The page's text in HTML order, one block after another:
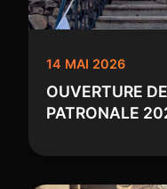
14 MAI 2026
OUVERTURE
PATRONALE